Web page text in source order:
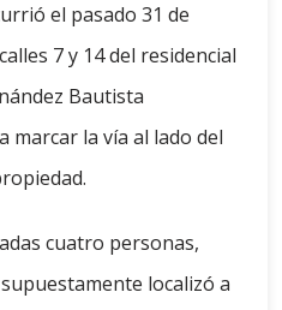
el pasado 31 de
7 y 14 del residencial
Bautista
marcar la vía al lado del
cuatro personas,
localizó a